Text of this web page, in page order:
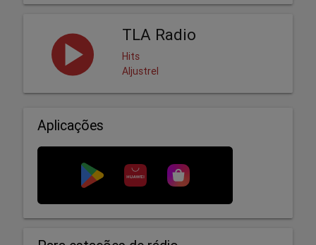
TLA Radio
Hits
Aljustrel
Aplicações